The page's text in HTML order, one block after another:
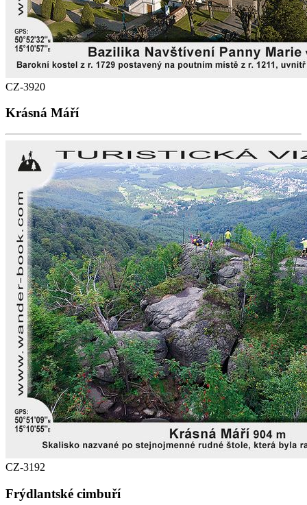
CZ-3920
Krásná Máří
CZ-3192
Frýdlantské cimbuří